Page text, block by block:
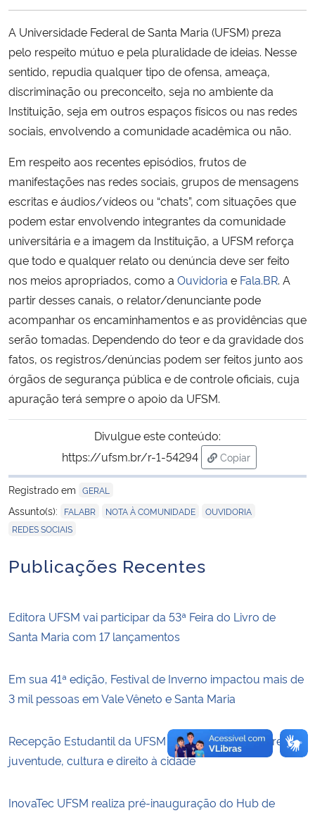
Ministério da Cidadania
Ministério da Saúde
Ministério de Minas e Energia
Ministério do Meio Ambiente
Ministério do Turismo
Ministério do Desenvolvimento Regional
Ministério da Mulher, da Família e dos Direitos Humanos
Secretaria-Geral
Secretaria de Governo
Gabinete de Segurança Institucional
Advocacia-Geral da União
Banco Central do Brasil
Planalto
A Universidade Federal de Santa Maria (UFSM) preza
pelo respeito mútuo e pela pluralidade de ideias. Nesse
sentido, repudia qualquer tipo de ofensa, ameaça,
discriminação ou preconceito, seja no ambiente da
Instituição, seja em outros espaços físicos ou nas redes
sociais, envolvendo a comunidade acadêmica ou não.
Em respeito aos recentes episódios, frutos de
manifestações nas redes sociais, grupos de mensagens
escritas e áudios/vídeos ou “chats”, com situações que
podem estar envolvendo integrantes da comunidade
universitária e a imagem da Instituição, a UFSM reforça
que todo e qualquer relato ou denúncia deve ser feito
nos meios apropriados, como a Ouvidoria e Fala.BR. A
partir desses canais, o relator/denunciante pode
acompanhar os encaminhamentos e as providências que
serão tomadas. Dependendo do teor e da gravidade dos
fatos, os registros/denúncias podem ser feitos junto aos
órgãos de segurança pública e de controle oficiais, cuja
apuração terá sempre o apoio da UFSM.
Divulgue este conteúdo:
https://ufsm.br/r-1-54294
Copiar
para área de
Registrado em GERAL
Assunto(s): FALABR NOTA À COMUNIDADE OUVIDORIA
REDES SOCIAIS
Publicações Recentes
Editora UFSM vai participar da 53ª Feira do Livro de
Santa Maria com 17 lançamentos
Em sua 41ª edição, Festival de Inverno impactou mais de
3 mil pessoas em Vale Vêneto e Santa Maria
Recepção Estudantil da UFSM terá cinedebate sobre
juventude, cultura e direito à cidade
InovaTec UFSM realiza pré-inauguração do Hub de